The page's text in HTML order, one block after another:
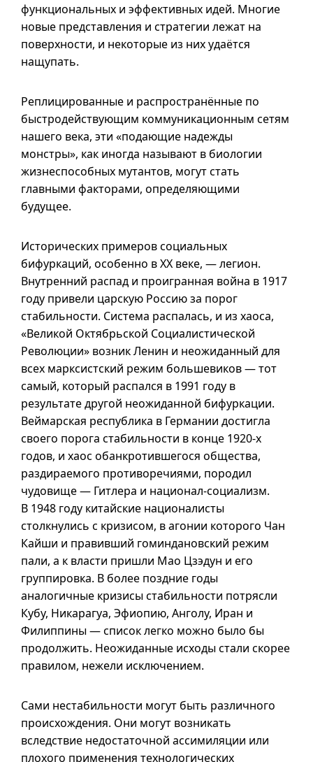
функциональных и эффективных идей. Многие
новые представления и стратегии лежат на
поверхности, и некоторые из них удаётся
нащупать.
Реплицированные и распространённые по
быстродействующим коммуникационным сетям
нашего века, эти «подающие надежды
монстры», как иногда называют в биологии
жизнеспособных мутантов, могут стать
главными факторами, определяющими
будущее.
Исторических примеров социальных
бифуркаций, особенно в XX веке, — легион.
Внутренний распад и проигранная война в 1917
году привели царскую Россию за порог
стабильности. Система распалась, и из хаоса,
«Великой Октябрьской Социалистической
Революции» возник Ленин и неожиданный для
всех марксистский режим большевиков — тот
самый, который распался в 1991 году в
результате другой неожиданной бифуркации.
Веймарская республика в Германии достигла
своего порога стабильности в конце 1920-х
годов, и хаос обанкротившегося общества,
раздираемого противоречиями, породил
чудовище — Гитлера и национал-социализм.
В 1948 году китайские националисты
столкнулись с кризисом, в агонии которого Чан
Кайши и правивший гоминдановский режим
пали, а к власти пришли Мао Цзэдун и его
группировка. В более поздние годы
аналогичные кризисы стабильности потрясли
Кубу, Никарагуа, Эфиопию, Анголу, Иран и
Филиппины — список легко можно было бы
продолжить. Неожиданные исходы стали скорее
правилом, нежели исключением.
Сами нестабильности могут быть различного
происхождения. Они могут возникать
вследствие недостаточной ассимиляции или
плохого применения технологических